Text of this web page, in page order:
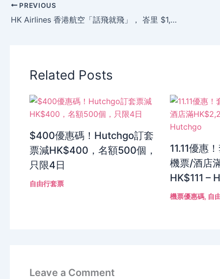
PREVIOUS
HK Airlines 香港航空「話飛就飛」， 峇里 $1,950起、 札幌 $4,250起，6月份出發。
Related Posts
$400優惠碼！Hutchgo訂套
票減HK$400，名額500個，
只限4日
自由行套票
11.11優惠
機票/酒店
HK$111 –
機票優惠碼, 自
Leave a Comment